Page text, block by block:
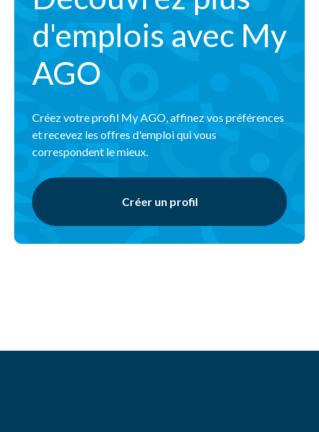
d'emplois avec My
AGO
Créez votre profil My AGO, affinez vos préférences
et recevez les offres d'emploi qui vous
correspondent le mieux.
Créer un profil